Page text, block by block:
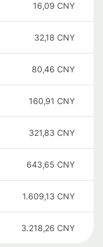
16,09 CNY
32,18 CNY
80,46 CNY
160,91 CNY
321,83 CNY
643,65 CNY
1.609,13 CNY
3.218,26 CNY